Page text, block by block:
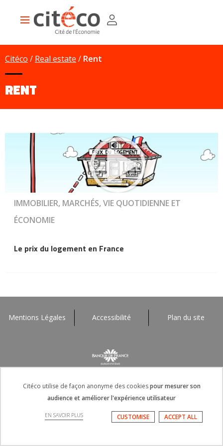
Main
Citéco Real estate Rent
RENT
IMMOBILIER, MARCHÉS, VIE QUOTIDIENNE ET
ÉCONOMIE
Le prix du logement en France
Mentions Légales Accessibilité Plan du site
Citéco utilise de façon anonyme des cookiespour mesurer son
audience et améliorer l'expérience utilisateur
EN SAVOIR PLUS ACCEPT ALL
CUSTOMISE
Panneau de gestion des cookies